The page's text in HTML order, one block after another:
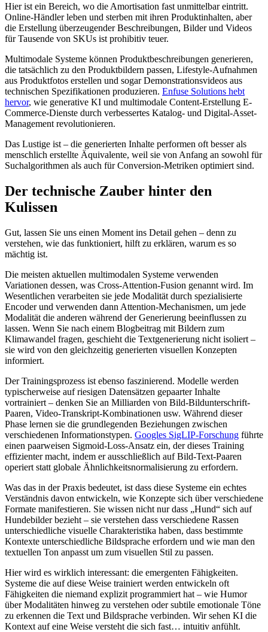
Hier ist ein Bereich, wo die Amortisation fast unmittelbar eintritt.
Online-Händler leben und sterben mit ihren Produktinhalten, aber
die Erstellung überzeugender Beschreibungen, Bilder und Videos
für Tausende von SKUs ist prohibitiv teuer.
Multimodale Systeme können Produktbeschreibungen generieren,
die tatsächlich zu den Produktbildern passen, Lifestyle-Aufnahmen
aus Produktfotos erstellen und sogar Demonstrationsvideos aus
technischen Spezifikationen produzieren. Enfuse Solutions hebt
hervor, wie generative KI und multimodale Content-Erstellung E-
Commerce-Dienste durch verbessertes Katalog- und Digital-Asset-
Management revolutionieren.
Das Lustige ist – die generierten Inhalte performen oft besser als
menschlich erstellte Äquivalente, weil sie von Anfang an sowohl für
Suchalgorithmen als auch für Conversion-Metriken optimiert sind.
Der technische Zauber hinter den
Kulissen
Gut, lassen Sie uns einen Moment ins Detail gehen – denn zu
verstehen, wie das funktioniert, hilft zu erklären, warum es so
mächtig ist.
Die meisten aktuellen multimodalen Systeme verwenden
Variationen dessen, was Cross-Attention-Fusion genannt wird. Im
Wesentlichen verarbeiten sie jede Modalität durch spezialisierte
Encoder und verwenden dann Attention-Mechanismen, um jede
Modalität die anderen während der Generierung beeinflussen zu
lassen. Wenn Sie nach einem Blogbeitrag mit Bildern zum
Klimawandel fragen, geschieht die Textgenerierung nicht isoliert –
sie wird von den gleichzeitig generierten visuellen Konzepten
informiert.
Der Trainingsprozess ist ebenso faszinierend. Modelle werden
typischerweise auf riesigen Datensätzen gepaarter Inhalte
vortrainiert – denken Sie an Milliarden von Bild-Bildunterschrift-
Paaren, Video-Transkript-Kombinationen usw. Während dieser
Phase lernen sie die grundlegenden Beziehungen zwischen
verschiedenen Informationstypen. Googles SigLIP-Forschung führte
einen paarweisen Sigmoid-Loss-Ansatz ein, der dieses Training
effizienter macht, indem er ausschließlich auf Bild-Text-Paaren
operiert statt globale Ähnlichkeitsnormalisierung zu erfordern.
Was das in der Praxis bedeutet, ist dass diese Systeme ein echtes
Verständnis davon entwickeln, wie Konzepte sich über verschiedene
Formate manifestieren. Sie wissen nicht nur dass „Hund“ sich auf
Hundebilder bezieht – sie verstehen dass verschiedene Rassen
unterschiedliche visuelle Charakteristika haben, dass bestimmte
Kontexte unterschiedliche Bildsprache erfordern und wie man den
textuellen Ton anpasst um zum visuellen Stil zu passen.
Hier wird es wirklich interessant: die emergenten Fähigkeiten.
Systeme die auf diese Weise trainiert werden entwickeln oft
Fähigkeiten die niemand explizit programmiert hat – wie Humor
über Modalitäten hinweg zu verstehen oder subtile emotionale Töne
zu erkennen die Text und Bildsprache verbinden. Wir sehen KI die
Kontext auf eine Weise versteht die sich fast… intuitiv anfühlt.